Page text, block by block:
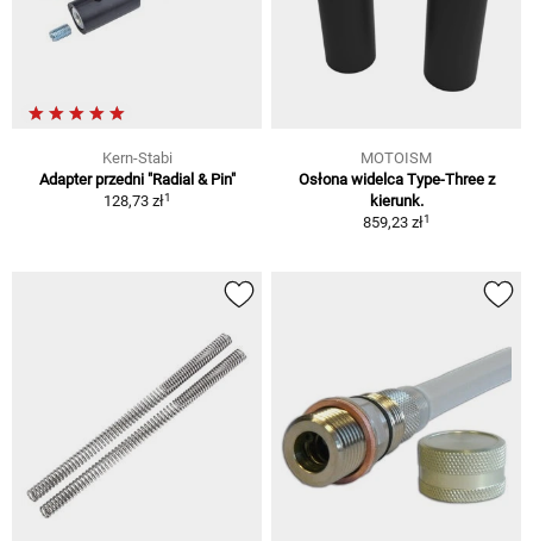
Kern-Stabi
Adapter przedni "Radial & Pin"
128,73 zł1
MOTOISM
Osłona widelca Type-Three z
kierunk.
859,23 zł1